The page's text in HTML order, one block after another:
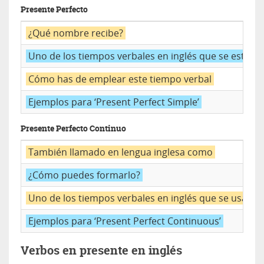
Presente Perfecto
¿Qué nombre recibe?
Uno de los tiempos verbales en inglés que se
Cómo has de emplear este tiempo verbal
Ejemplos para ‘Present Perfect Simple’
Presente Perfecto Continuo
También llamado en lengua inglesa como
¿Cómo puedes formarlo?
Uno de los tiempos verbales en inglés que se usa
Ejemplos para ‘Present Perfect Continuous’
Verbos en presente en inglés